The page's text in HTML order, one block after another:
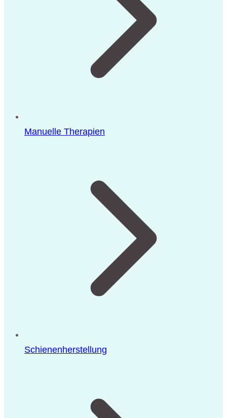
Manuelle Therapien
Schienenherstellung